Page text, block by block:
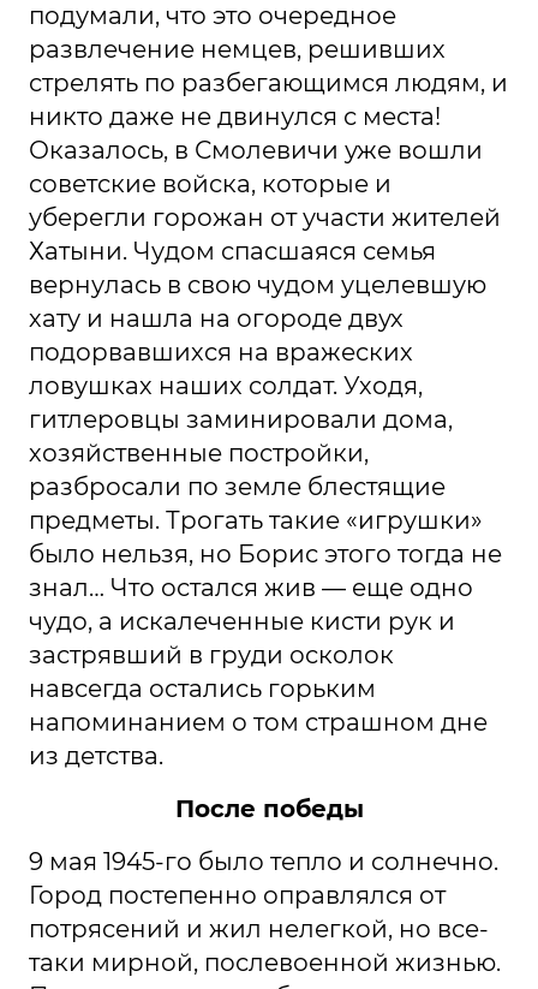
подумали, что это очередное
развлечение немцев, решивших
стрелять по разбегающимся людям, и
никто даже не двинулся с места!
Оказалось, в Смолевичи уже вошли
советские войска, которые и
уберегли горожан от участи жителей
Хатыни. Чудом спасшаяся семья
вернулась в свою чудом уцелевшую
хату и нашла на огороде двух
подорвавшихся на вражеских
ловушках наших солдат. Уходя,
гитлеровцы заминировали дома,
хозяйственные постройки,
разбросали по земле блестящие
предметы. Трогать такие «игрушки»
было нельзя, но Борис этого тогда не
знал… Что остался жив — еще одно
чудо, а искалеченные кисти рук и
застрявший в груди осколок
навсегда остались горьким
напоминанием о том страшном дне
из детства.
После победы
9 мая 1945-го было тепло и солнечно.
Город постепенно оправлялся от
потрясений и жил нелегкой, но все-
таки мирной, послевоенной жизнью.